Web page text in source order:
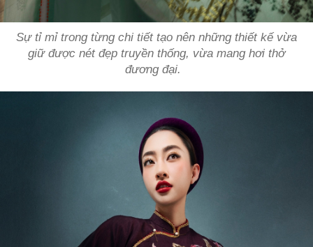
Sự tỉ mỉ trong từng chi tiết tạo nên những thiết kế vừa
giữ được nét đẹp truyền thống, vừa mang hơi thở
đương đại.